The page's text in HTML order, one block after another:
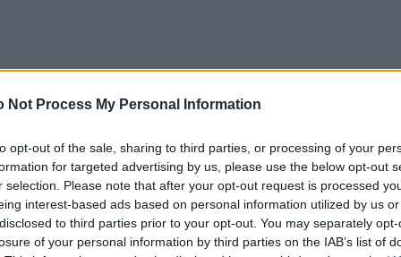
Not Process My Personal Information
opt-out of the sale, sharing to third parties, or processing of your
for targeted advertising by us, please use the below opt-out
selection. Please note that after your opt-out request is processed
interest-based ads based on personal information utilized by us
to third parties prior to your opt-out. You may separately
of your personal information by third parties on the IAB’s list of
nav arī lieli draugi. “Esam ilgstošā periodā
kas mums nav bijušas pieņemamas – gan